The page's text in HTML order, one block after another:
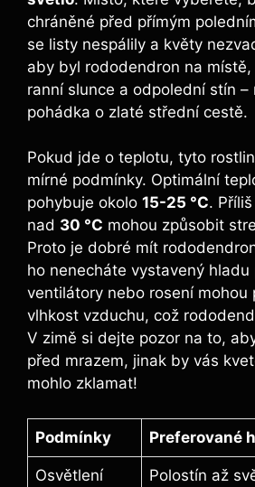
chráněné před přímým
se listy nespálily a květy
aby byl rododendron na
ranní slunce a odpolední stín –
pohádka o zlaté střední cestě.
Pokud jde o teplotu, tyto
mírné podmínky. Optimální
pohybuje okolo 15-25 °C.
nad 30 °C mohou způsobit
Proto je dobré mít
ho nenecháte vystavený hladu
ventilátory nebo rosení mohou
vlhkost vzduchu, což
V zimě si dejte pozor na to,
před mrazem, jinak by vás
mohlo zklamat!
Podmínky Preferované
Osvětlení Polostín až